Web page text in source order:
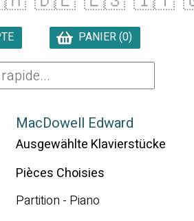
PANIER (0)
MacDowell Edward
Ausgewählte Klavierstücke
Pièces Choisies
Partition - Piano